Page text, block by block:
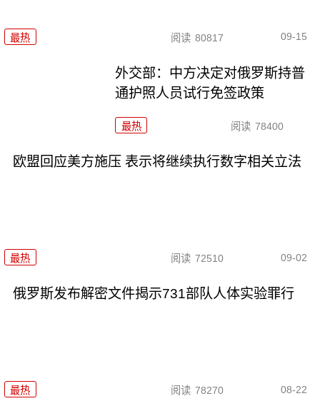
最热 阅读 80817 09-15
外交部：中方决定对俄罗斯持普
通护照人员试行免签政策
最热 阅读 78400
欧盟回应美方施压 表示将继续执行数字相关立法
最热 阅读 72510 09-02
俄罗斯发布解密文件揭示731部队人体实验罪行
最热 阅读 78270 08-22